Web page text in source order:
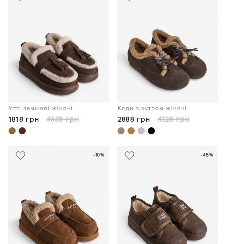
Уггі замшеві жіночі
1818 грн 3638 грн
Кеди з хутром жіночі
2888 грн 4128 грн
-10% -45%